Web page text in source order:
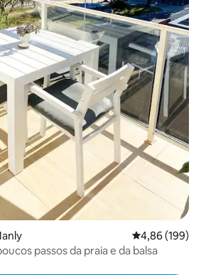
Classificação
4,86 (199)
passos da praia e da balsa